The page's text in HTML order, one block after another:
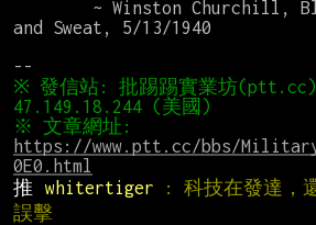
and Sweat, 5/13/1940
※ 發信站: 批踢踢實業坊
https://www.ptt.cc/bbs/Military/
0E0.html
推
whitertiger
: 科技在發達，
誤擊